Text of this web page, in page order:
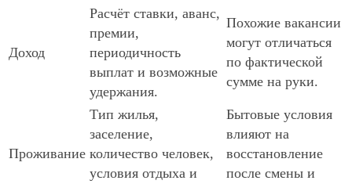
Доход
Расчёт ставки, аванс,
премии,
периодичность
выплат и возможные
удержания.
Похожие вакансии
могут отличаться
по фактической
сумме на руки.
Проживание
Тип жилья,
заселение,
количество человек,
условия отдыха и
Бытовые условия
влияют на
восстановление
после смены и